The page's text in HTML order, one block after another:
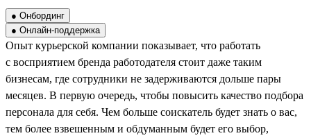
● Онбординг
● Онлайн-поддержка
Опыт курьерской компании показывает, что работать
с восприятием бренда работодателя стоит даже таким
бизнесам, где сотрудники не задерживаются дольше пары
месяцев. В первую очередь, чтобы повысить качество подбора
персонала для себя. Чем больше соискатель будет знать о вас,
тем более взвешенным и обдуманным будет его выбор,